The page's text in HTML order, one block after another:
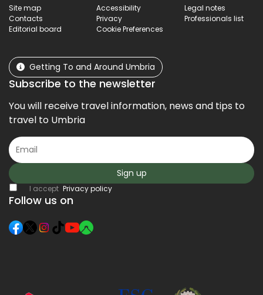
Site map Accessibility
Legal notes
Contacts
Privacy
Professionals list
Editorial board
Cookie Preferences
Getting To and Around Umbria
Subscribe to the newsletter
You will receive travel information, news and tips to
travel to Umbria
Sign up
I accept Privacy policy
Follow us on